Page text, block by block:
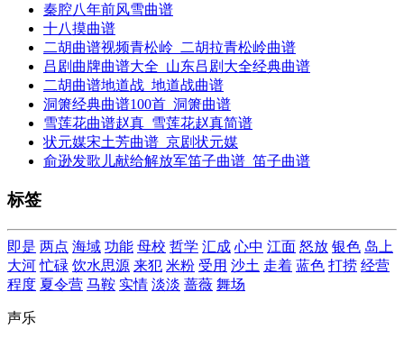
秦腔八年前风雪曲谱
十八摸曲谱
二胡曲谱视频青松岭_二胡拉青松岭曲谱
吕剧曲牌曲谱大全_山东吕剧大全经典曲谱
二胡曲谱地道战_地道战曲谱
洞箫经典曲谱100首_洞箫曲谱
雪莲花曲谱赵真_雪莲花赵真简谱
状元媒宋土芳曲谱_京剧状元媒
俞逊发歌儿献给解放军笛子曲谱_笛子曲谱
标签
即是 两点 海域 功能 母校 哲学 汇成 心中 江面 怒放 银色 岛上
大河 忙碌 饮水思源 来犯 米粉 受用 沙土 走着 蓝色 打捞 经营
程度 夏令营 马鞍 实情 淡淡 蔷薇 舞场
声乐